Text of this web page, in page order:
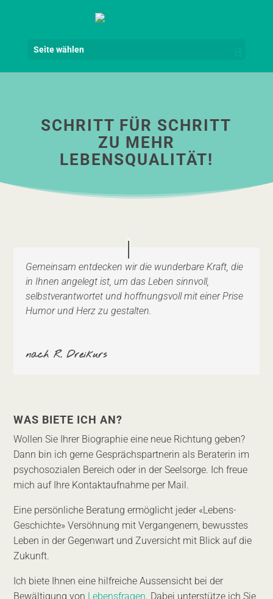
Seite wählen
SCHRITT FÜR SCHRITT
ZU MEHR
LEBENSQUALITÄT!
Gemeinsam entdecken wir die wunderbare Kraft, die
in Ihnen angelegt ist, um das Leben sinnvoll,
selbstverantwortet und hoffnungsvoll mit einer Prise
Humor und Herz zu gestalten.
nach R. Dreikurs
WAS BIETE ICH AN?
Wollen Sie Ihrer Biographie eine neue Richtung geben?
Dann bin ich gerne Gesprächspartnerin als Beraterin im
psychosozialen Bereich oder in der Seelsorge. Ich freue
mich auf Ihre Kontaktaufnahme per Mail.
Eine persönliche Beratung ermöglicht jeder «Lebens-
Geschichte» Versöhnung mit Vergangenem, bewusstes
Leben in der Gegenwart und Zuversicht mit Blick auf die
Zukunft.
Ich biete Ihnen eine hilfreiche Aussensicht bei der
Bewältigung von Lebensfragen. Dabei unterstütze ich Sie